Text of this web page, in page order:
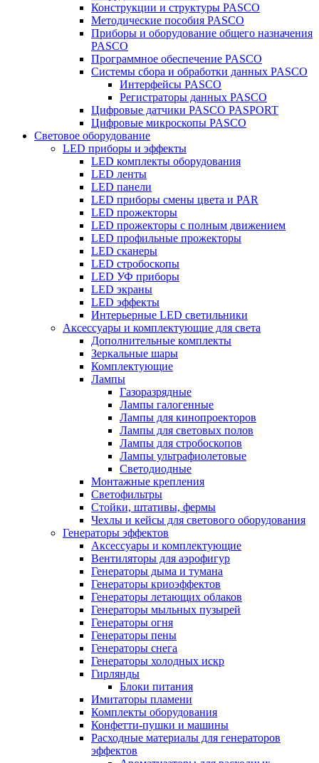
Конструкции и структуры PASCO
Методические пособия PASCO
Приборы и оборудование общего назначения
PASCO
Программное обеспечение PASCO
Системы сбора и обработки данных PASCO
Интерфейсы PASCO
Регистраторы данных PASCO
Цифровые датчики PASCO PASPORT
Цифровые микроскопы PASCO
Световое оборудование
LED приборы и эффекты
LED комплекты оборудования
LED ленты
LED панели
LED приборы смены цвета и PAR
LED прожекторы
LED прожекторы с полным движением
LED профильные прожекторы
LED сканеры
LED стробоскопы
LED УФ приборы
LED экраны
LED эффекты
Интерьерные LED светильники
Аксессуары и комплектующие для света
Дополнительные комплекты
Зеркальные шары
Комплектующие
Лампы
Газоразрядные
Лампы галогенные
Лампы для кинопроекторов
Лампы для световых полов
Лампы для стробоскопов
Лампы ультрафиолетовые
Светодиодные
Монтажные крепления
Светофильтры
Стойки, штативы, фермы
Чехлы и кейсы для светового оборудования
Генераторы эффектов
Аксессуары и комплектующие
Вентиляторы для аэрофигур
Генераторы дыма и тумана
Генераторы криоэффектов
Генераторы летающих облаков
Генераторы мыльных пузырей
Генераторы огня
Генераторы пены
Генераторы снега
Генераторы холодных искр
Гирлянды
Блоки питания
Имитаторы пламени
Комплекты оборудования
Конфетти-пушки и машины
Расходные материалы для генераторов
эффектов